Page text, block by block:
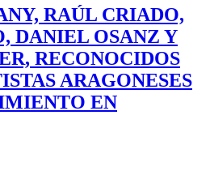
RAÚL CRIADO,
DANIEL OSANZ Y
RECONOCIDOS
ARAGONESES
EN